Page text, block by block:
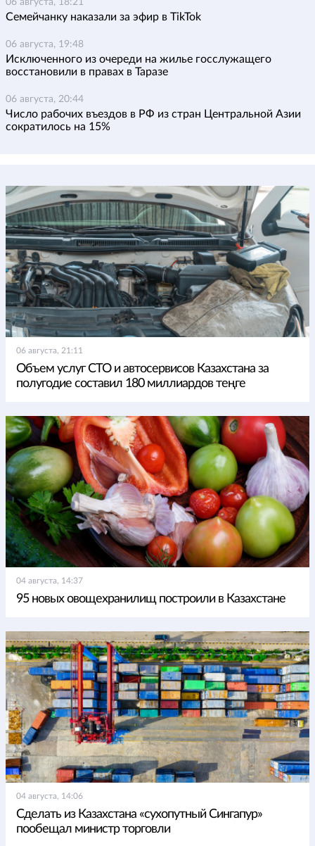
06 августа, 18:21
Семейчанку наказали за эфир в TikTok
06 августа, 19:48
Исключенного из очереди на жилье госслужащего
восстановили в правах в Таразе
06 августа, 20:44
Число рабочих въездов в РФ из стран Центральной Азии
сократилось на 15%
06 августа, 21:11
Объем услуг СТО и автосервисов Казахстана за
полугодие составил 180 миллиардов теңге
04 августа, 14:37
95 новых овощехранилищ построили в Казахстане
04 августа, 14:06
Сделать из Казахстана «сухопутный Сингапур»
пообещал министр торговли